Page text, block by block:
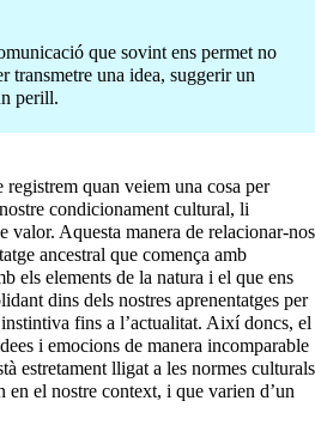
que sovint ens permet no
transmetre una idea, suggerir un
perill.
quan veiem una cosa per
condicionament cultural, li
valor. Aquesta manera de relacionar-nos
ancestral que comença amb
els elements de la natura i el que ens
dins dels nostres aprenentatges per
fins a l’actualitat. Així doncs, el
i emocions de manera incomparable
estretament lligat a les normes culturals
en el nostre context, i que varien d’un